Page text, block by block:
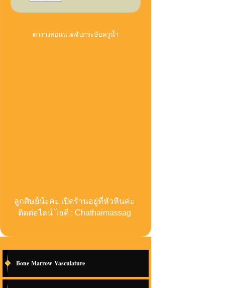
ตารางสอนนวดจับกระษัยครูน้ำ
ลูกศิษย์น้ะค่ะ เปิดร้านอยู่ที่หัวหินค่ะ
ติดต่อไลน์ ไอดี : Chathaimassag
Bone Marrow Vasculature